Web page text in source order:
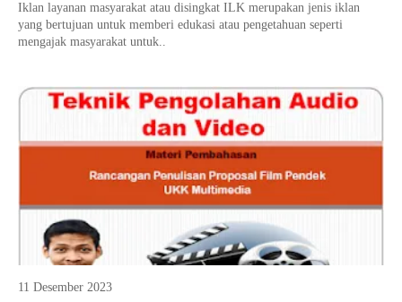
Iklan layanan masyarakat atau disingkat ILK merupakan jenis iklan
yang bertujuan untuk memberi edukasi atau pengetahuan seperti
mengajak masyarakat untuk..
11 Desember 2023